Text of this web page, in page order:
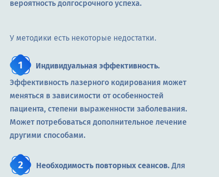
вероятность долгосрочного успеха.
У методики есть некоторые недостатки.
Индивидуальная эффективность.
Эффективность лазерного кодирования может
меняться в зависимости от особенностей
пациента, степени выраженности заболевания.
Может потребоваться дополнительное лечение
другими способами.
Необходимость повторных сеансов.Для